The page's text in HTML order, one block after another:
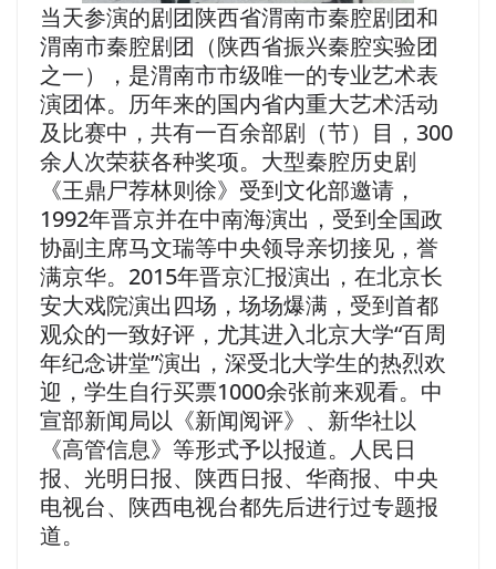
当天参演的剧团陕西省渭南市秦腔剧团和
渭南市秦腔剧团（陕西省振兴秦腔实验团
之一），是渭南市市级唯一的专业艺术表
演团体。历年来的国内省内重大艺术活动
及比赛中，共有一百余部剧（节）目，300
余人次荣获各种奖项。大型秦腔历史剧
《王鼎尸荐林则徐》受到文化部邀请，
1992年晋京并在中南海演出，受到全国政
协副主席马文瑞等中央领导亲切接见，誉
满京华。2015年晋京汇报演出，在北京长
安大戏院演出四场，场场爆满，受到首都
观众的一致好评，尤其进入北京大学“百周
年纪念讲堂”演出，深受北大学生的热烈欢
迎，学生自行买票1000余张前来观看。中
宣部新闻局以《新闻阅评》、新华社以
《高管信息》等形式予以报道。人民日
报、光明日报、陕西日报、华商报、中央
电视台、陕西电视台都先后进行过专题报
道。